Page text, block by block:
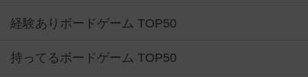
経験ありボードゲーム TOP50
持ってるボードゲーム TOP50